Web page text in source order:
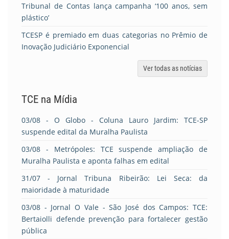
Tribunal de Contas lança campanha ‘100 anos, sem
plástico’
TCESP é premiado em duas categorias no Prêmio de
Inovação Judiciário Exponencial
Ver todas as notícias
TCE na Mídia
03/08 - O Globo - Coluna Lauro Jardim: TCE-SP
suspende edital da Muralha Paulista
03/08 - Metrópoles: TCE suspende ampliação de
Muralha Paulista e aponta falhas em edital
31/07 - Jornal Tribuna Ribeirão: Lei Seca: da
maioridade à maturidade
03/08 - Jornal O Vale - São José dos Campos: TCE:
Bertaiolli defende prevenção para fortalecer gestão
pública